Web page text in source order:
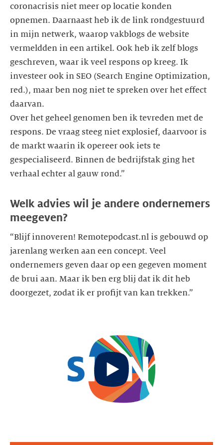
coronacrisis niet meer op locatie konden
opnemen. Daarnaast heb ik de link rondgestuurd
in mijn netwerk, waarop vakblogs de website
vermeldden in een artikel. Ook heb ik zelf blogs
geschreven, waar ik veel respons op kreeg. Ik
investeer ook in SEO (Search Engine Optimization,
red.), maar ben nog niet te spreken over het effect
daarvan.
Over het geheel genomen ben ik tevreden met de
respons. De vraag steeg niet explosief, daarvoor is
de markt waarin ik opereer ook iets te
gespecialiseerd. Binnen de bedrijfstak ging het
verhaal echter al gauw rond.”
Welk advies wil je andere ondernemers
meegeven?
“Blijf innoveren! Remotepodcast.nl is gebouwd op
jarenlang werken aan een concept. Veel
ondernemers geven daar op een gegeven moment
de brui aan. Maar ik ben erg blij dat ik dit heb
Start
video